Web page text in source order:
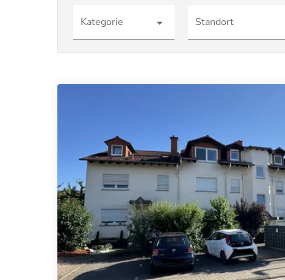
Kategorie Standort